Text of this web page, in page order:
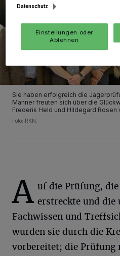
Sie haben erfolgreich die
Männer freuten sich über die
Frederik Held und Hildegard Rosen
Foto: RKN.
A uf die Prüfung, die
erstreckte und die
Fachwissen und
wurden sie durch die
vorbereitet; die Prüfung
Datenschutz
Einstellungen oder
Ablehnen